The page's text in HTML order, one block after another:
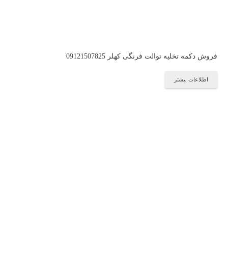
فروش دکمه تخلیه توالت فرنگی کهلر 09121507825
اطلاعات بیشتر